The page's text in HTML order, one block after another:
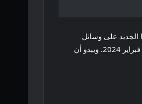
الجديد على وسائل
التواصل الاجتماعي، مثل صور السيلفي وصور توني وهو يقضي الوقت مع أبناء إيمي غيج وديون. ومع ذلك، ذهبت إيمي في موعدها الأول مع رجل غامض في فبراير 2024. ويبدو أن